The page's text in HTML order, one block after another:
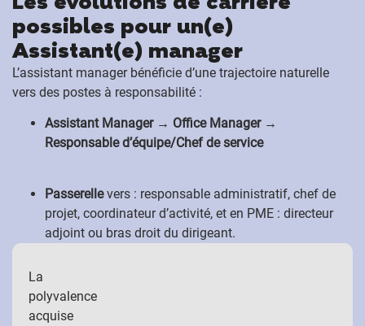
possibles pour un(e)
Assistant(e) manager
L’assistant manager bénéficie d’une trajectoire naturelle
vers des postes à responsabilité :
Assistant Manager → Office Manager →
Responsable d’équipe/Chef de service
Passerellevers : responsable administratif, chef de
projet, coordinateur d’activité, et en PME : directeur
adjoint ou bras droit du dirigeant.
La
polyvalence
acquise